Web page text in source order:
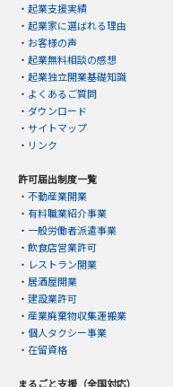
・ 起業支援実績
・ 起業家に選ばれる理由
・ お客様の声
・ 起業無料相談の感想
・ 起業独立開業基礎知識
・ よくあるご質問
・ ダウンロード
・ サイトマップ
・ リンク
許可届出制度一覧
・ 不動産業開業
・ 有料職業紹介事業
・ 一般労働者派遣事業
・ 飲食店営業許可
・ レストラン開業
・ 居酒屋開業
・ 建設業許可
・ 産業廃棄物収集運搬業
・ 個人タクシー事業
・ 在留資格
まるごと支援（全国対応）